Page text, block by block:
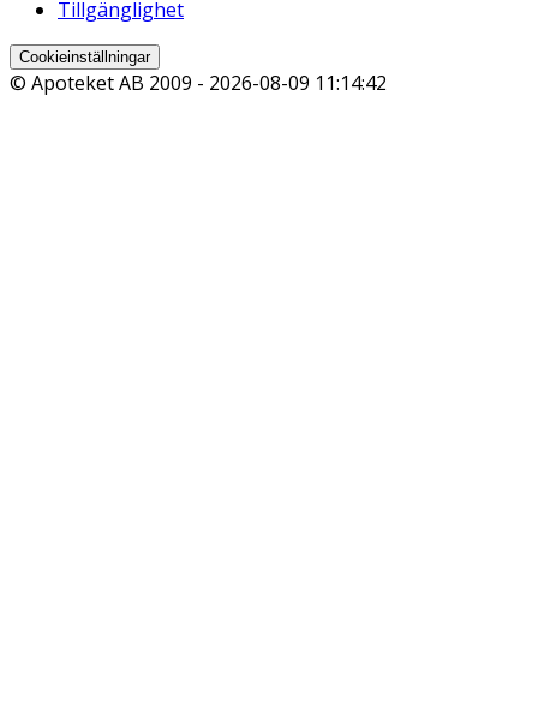
Tillgänglighet
Cookieinställningar
© Apoteket AB 2009 - 2026-08-09 11:14:42